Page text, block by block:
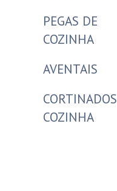
PEGAS DE
COZINHA
AVENTAIS
CORTINADOS
COZINHA